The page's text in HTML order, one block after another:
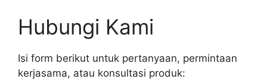
Hubungi Kami
Isi form berikut untuk pertanyaan, permintaan
kerjasama, atau konsultasi produk: